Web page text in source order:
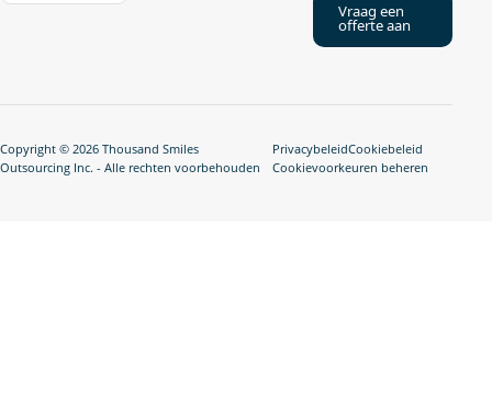
Vraag een
offerte aan
Copyright © 2026 Thousand Smiles
Outsourcing Inc. - Alle rechten voorbehouden
PrivacybeleidCookiebeleid
Cookievoorkeuren beheren